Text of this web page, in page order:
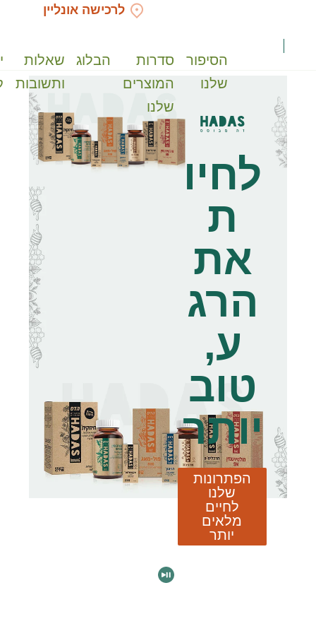
לרכישה אונליין
הסיפור
שלנו
סדרות
המוצרים
שלנו
הבלוג
שאלות
ותשובות
לחיו
ת
את
הרג
ע,
טוב
יותר
הפתרונות
שלנו
לחיים
מלאים
יותר